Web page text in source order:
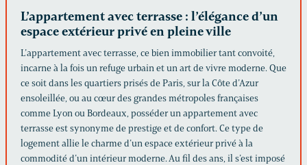
L’appartement avec terrasse : l’élégance d’un
espace extérieur privé en pleine ville
L’appartement avec terrasse, ce bien immobilier tant convoité,
incarne à la fois un refuge urbain et un art de vivre moderne. Que
ce soit dans les quartiers prisés de Paris, sur la Côte d’Azur
ensoleillée, ou au cœur des grandes métropoles françaises
comme Lyon ou Bordeaux, posséder un appartement avec
terrasse est synonyme de prestige et de confort. Ce type de
logement allie le charme d’un espace extérieur privé à la
commodité d’un intérieur moderne. Au fil des ans, il s’est imposé